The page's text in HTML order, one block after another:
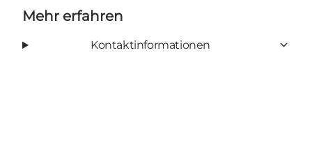
Mehr erfahren
Kontaktinformationen